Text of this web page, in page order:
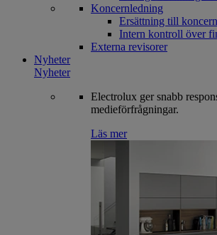
Koncernledning
Ersättning till
Intern kontroll över
Externa revisorer
Nyheter
Nyheter
Electrolux ger snabb
medieförfrågningar.
Läs mer